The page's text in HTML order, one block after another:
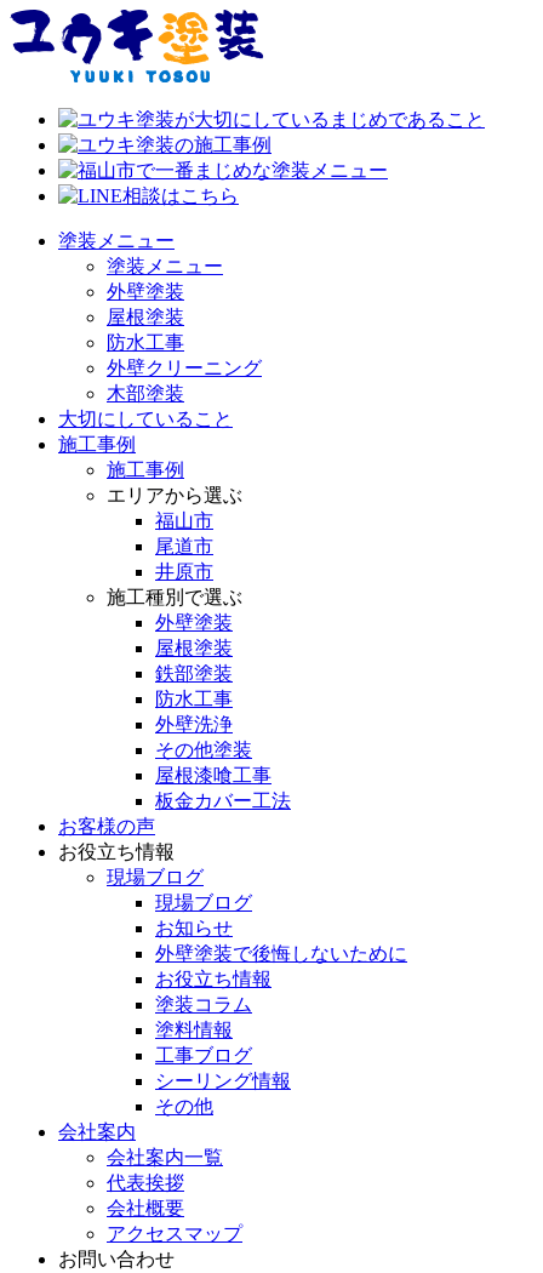
塗装メニュー
塗装メニュー
外壁塗装
屋根塗装
防水工事
外壁クリーニング
木部塗装
大切にしていること
施工事例
施工事例
エリアから選ぶ
福山市
尾道市
井原市
施工種別で選ぶ
外壁塗装
屋根塗装
鉄部塗装
防水工事
外壁洗浄
その他塗装
屋根漆喰工事
板金カバー工法
お客様の声
お役立ち情報
現場ブログ
現場ブログ
お知らせ
外壁塗装で後悔しないために
お役立ち情報
塗装コラム
塗料情報
工事ブログ
シーリング情報
その他
会社案内
会社案内一覧
代表挨拶
会社概要
アクセスマップ
お問い合わせ